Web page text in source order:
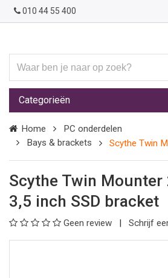
010 44 55 400
ben
je
naar
op
zoek?
Categorieën
Home
PC onderdelen
Bays & brackets
Scythe Twin
Scythe Twin Mounter
3,5 inch SSD bracket
Geen review Schrijf